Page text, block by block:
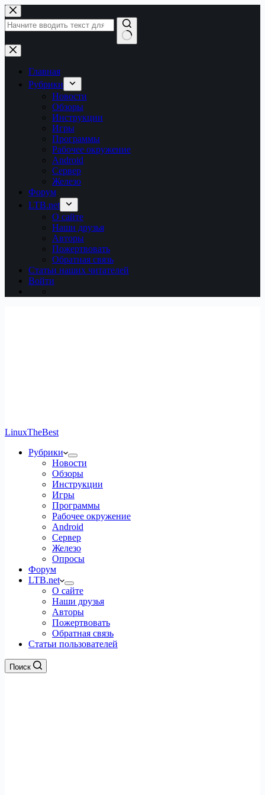
Перейти
к
сути
Ничего
не
найденоГлавная
Рубрики
Новости
Обзоры
Инструкции
Игры
Программы
Рабочее окружение
Android
Сервер
Железо
Форум
LTB.net
О сайте
Наши друзья
Авторы
Пожертвовать
Обратная связь
Статьи наших читателей
Войти
LinuxTheBest
Рубрики
Новости
Обзоры
Инструкции
Игры
Программы
Рабочее окружение
Android
Сервер
Железо
Опросы
Форум
LTB.net
О сайте
Наши друзья
Авторы
Пожертвовать
Обратная связь
Статьи пользователей
Поиск